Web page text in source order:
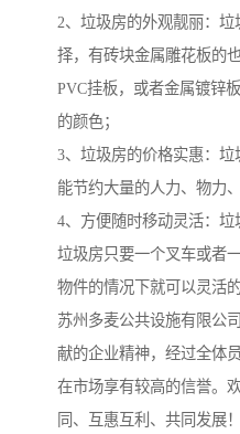
2、垃圾房的外观靓丽：
择，有砖块金属雕花板的
PVC挂板，或者金属镀锌
的颜色；
3、垃圾房的价格实惠：
能节约大量的人力、物力、
4、方便随时移动灵活：
垃圾房只要一个叉车或者
物件的情况下就可以灵活
苏州多麦公共设施有限公
献的企业精神，经过全体
在市场享有较高的信誉。
同、互惠互利、共同发展！